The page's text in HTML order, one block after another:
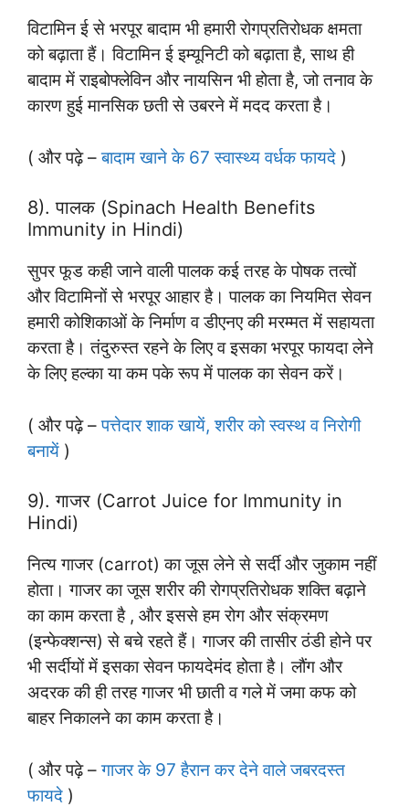
विटामिन ई से भरपूर बादाम भी हमारी रोगप्रतिरोधक क्षमता
को बढ़ाता हैं। विटामिन ई इम्यूनिटी को बढ़ाता है, साथ ही
बादाम में राइबोफ्लेविन और नायसिन भी होता है, जो तनाव के
कारण हुई मानसिक छती से उबरने में मदद करता है।
( और पढ़े –बादाम खाने के 67 स्वास्थ्य वर्धक फायदे )
8). पालक (Spinach Health Benefits
Immunity in Hindi)
सुपर फूड कही जाने वाली पालक कई तरह के पोषक तत्वों
और विटामिनों से भरपूर आहार है। पालक का नियमित सेवन
हमारी कोशिकाओं के निर्माण व डीएनए की मरम्मत में सहायता
करता है। तंदुरुस्त रहने के लिए व इसका भरपूर फायदा लेने
के लिए हल्का या कम पके रूप में पालक का सेवन करें।
( और पढ़े –पत्तेदार शाक खायें, शरीर को स्वस्थ व निरोगी
बनायें )
9). गाजर (Carrot Juice for Immunity in
Hindi)
नित्य गाजर (carrot) का जूस लेने से सर्दी और जुकाम नहीं
होता। गाजर का जूस शरीर की रोगप्रतिरोधक शक्ति बढ़ाने
का काम करता है , और इससे हम रोग और संक्रमण
(इन्फेक्शन्स) से बचे रहते हैं। गाजर की तासीर ठंडी होने पर
भी सर्दीयों में इसका सेवन फायदेमंद होता है। लौंग और
अदरक की ही तरह गाजर भी छाती व गले में जमा कफ को
बाहर निकालने का काम करता है।
( और पढ़े –गाजर के 97 हैरान कर देने वाले जबरदस्त
फायदे )